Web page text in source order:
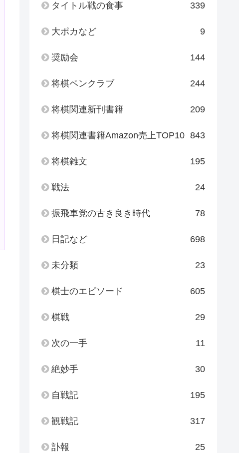
タイトル戦の食事 339
大ポカなど 9
奨励会 144
将棋ペンクラブ 244
将棋関連新刊書籍 209
将棋関連書籍Amazon売上TOP10 843
将棋雑文 195
戦法 24
振飛車党の古き良き時代 78
日記など 698
未分類 23
棋士のエピソード 605
棋戦 29
次の一手 11
絶妙手 30
自戦記 195
観戦記 317
訃報 25